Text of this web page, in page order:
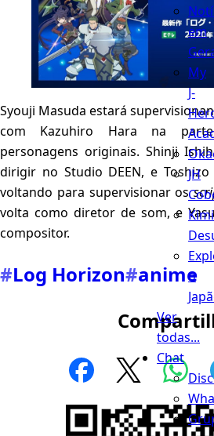
em
My
J-
JH
Kimi
o
Ver
todas...
Chat
Syouji Masuda estará
com Kazuhiro Hara na
personagens originais. Shinji
dirigir no Studio DEEN, e
voltando para supervisionar os
volta como diretor de som, e
compositor.
#Log Horizon#anime